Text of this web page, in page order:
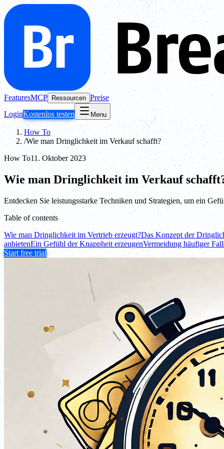
FeaturesMCP Ressourcen Preise
LoginKostenlos testen Menu
How To
/Wie man Dringlichkeit im Verkauf schafft?
How To11. Oktober 2023
Wie man Dringlichkeit im Verkauf
Entdecken Sie leistungsstarke Techniken und Strategien, um ein
Table of contents
Wie man Dringlichkeit im Vertrieb erzeugt?Das Konzept der
anbietenEin Gefühl der Knappheit erzeugenVermeidung häufiger
Start free trial